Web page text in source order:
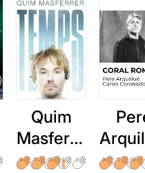
Quim
Masferre
r: Temps
: